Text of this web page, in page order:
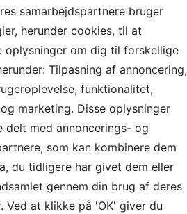
Fr
samarbejdspartnere bruger
herunder cookies, til at
oplysninger om dig til forskellige
Tilpasning af annoncering,
funktionalitet,
marketing. Disse oplysninger
delt med annoncerings- og
som kan kombinere dem
du tidligere har givet dem eller
gennem din brug af deres
Ved at klikke på 'OK' giver du